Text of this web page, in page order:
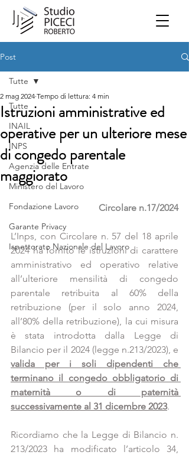
Post
Tutte
INAIL
INPS
Agenzia delle Entrate
Ministero del Lavoro
Fondazione Lavoro
Garante Privacy
Ispettorato Nazionale del Lavoro
Tutte
Istruzioni amministrative ed
operative per un ulteriore mese
di congedo parentale
maggiorato
2 mag 2024 Tempo di lettura: 4 min
Circolare n.17/2024
L’Inps, con Circolare n. 57 del 18 aprile
2024 ha fornito le istruzioni di carattere
amministrativo ed operativo relative
all’ulteriore mensilità di congedo
parentale retribuita al 60% della
retribuzione (per il solo anno 2024,
all’80% della retribuzione), la cui misura
è stata introdotta dalla Legge di
valida per i soli dipendenti che
terminano il congedo obbligatorio di
maternità o di paternità
successivamente al 31 dicembre 2023.
Ricordiamo che la Legge di Bilancio n.
213/2023 ha modificato l’articolo 34,